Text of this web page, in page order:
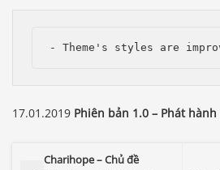
- Theme's styles are
17.01.2019 Phiên bản 1.0 – Phát hành
Charihope – Chủ đề